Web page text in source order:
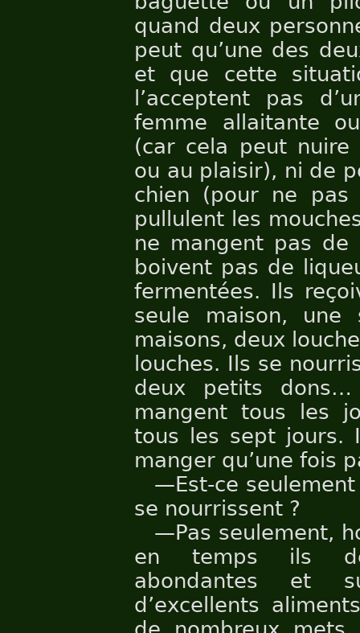
quand deux
peut qu’une des
et que cette
l’acceptent pas
femme allaitante
(car cela peut nuire
ou au plaisir), ni de
chien (pour ne
pullulent les
ne mangent pas
boivent pas de
fermentées. Ils
seule maison,
maisons, deux
louches. Ils se
deux petits
mangent tous les
tous les sept jours.
manger qu’une fois
—Est-ce seulement
se nourrissent ?
—Pas seulement,
en temps ils
abondantes et
d’excellents